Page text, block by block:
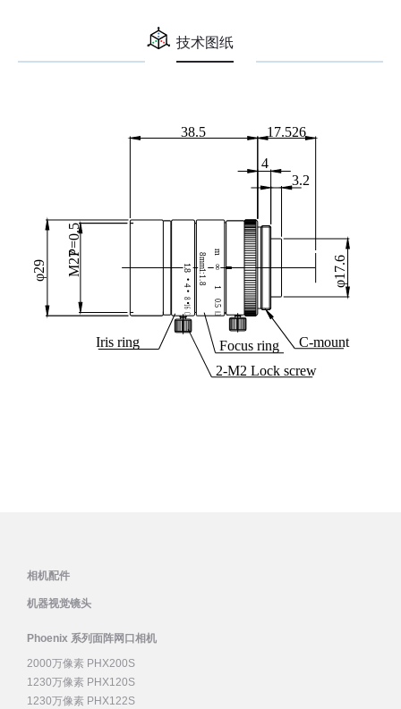
技术图纸
相机配件
机器视觉镜头
Phoenix 系列面阵网口相机
2000万像素 PHX200S
1230万像素 PHX120S
1230万像素 PHX122S